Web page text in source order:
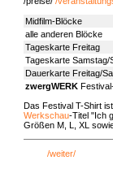
Midfilm-Blöcke
alle anderen Blöcke
Tageskarte Freitag
Tageskarte Samstag/
Dauerkarte Freitag/
zwergWERK
Das Festival T-Shirt
Werkschau-Titel "Ich
Größen M, L, XL
/weiter/